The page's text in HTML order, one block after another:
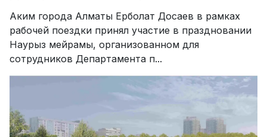
Аким города Алматы Ерболат Досаев в рамках
рабочей поездки принял участие в праздновании
Наурыз мейрамы, организованном для
сотрудников Департамента п...